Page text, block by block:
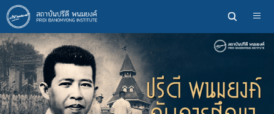
ข้าม
ไป
ยัง
เนื้อหา
หลัก